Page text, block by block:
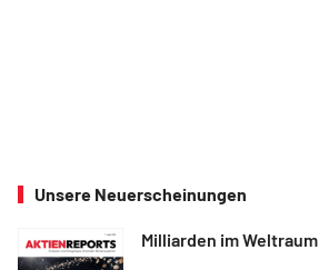
Unsere Neuerscheinungen
Milliarden im Weltraum